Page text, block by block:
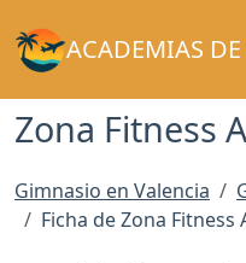
ACADEMIAS
Zona Fitness
Gimnasio en Valencia
Ficha de Zona Fitness